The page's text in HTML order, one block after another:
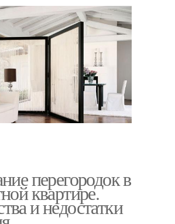
перегородок в
квартире.
и недостатки